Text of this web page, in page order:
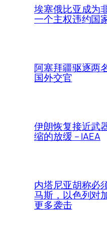
埃塞俄比亚成为
一个主权违约国
阿塞拜疆驱逐两
国外交官
伊朗恢复接近武
缩的放缓 – IAEA
内塔尼亚胡称必
马斯，以色列对
更多袭击